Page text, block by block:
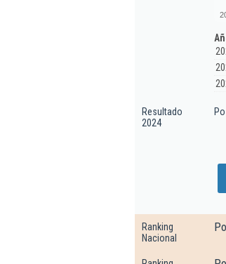
Resultado
2024
Ranking
Nacional